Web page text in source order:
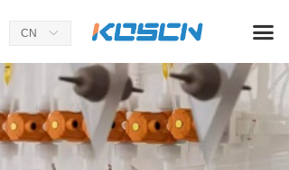
끀
首页
关于我们
产品中心
应用案例
ꀅ
CN